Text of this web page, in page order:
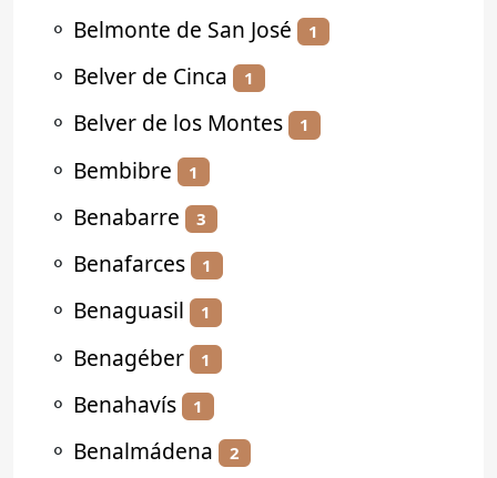
⚬ Belmonte de San José 1
⚬ Belver de Cinca 1
⚬ Belver de los Montes 1
⚬ Bembibre 1
⚬ Benabarre 3
⚬ Benafarces 1
⚬ Benaguasil 1
⚬ Benagéber 1
⚬ Benahavís 1
⚬ Benalmádena 2